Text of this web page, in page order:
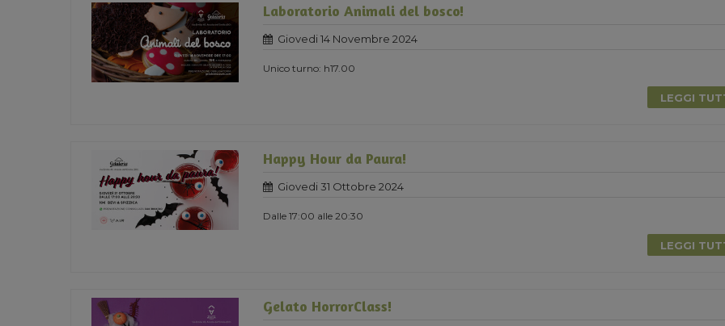
Laboratorio Animali del bosco!
Giovedi 14 Novembre 2024
Unico turno: h17.00
LEGGI
Happy Hour da Paura!
Giovedi 31 Ottobre 2024
Dalle 17:00 alle 20:30
LEGGI
Gelato HorrorClass!